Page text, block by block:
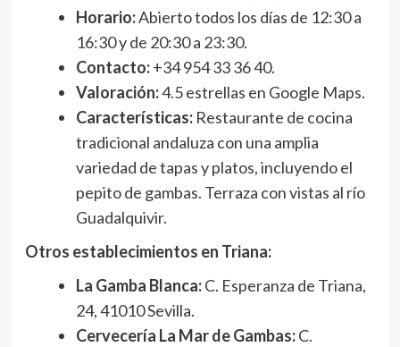
Horario:Abierto todos los días de 12:30 a
16:30 y de 20:30 a 23:30.
Contacto:+34 954 33 36 40.
Valoración:4.5 estrellas en Google Maps.
Características:Restaurante de cocina
tradicional andaluza con una amplia
variedad de tapas y platos, incluyendo el
pepito de gambas. Terraza con vistas al río
Guadalquivir.
Otros establecimientos en Triana:
La Gamba Blanca:C. Esperanza de Triana,
24, 41010 Sevilla.
Cervecería La Mar de Gambas:C.